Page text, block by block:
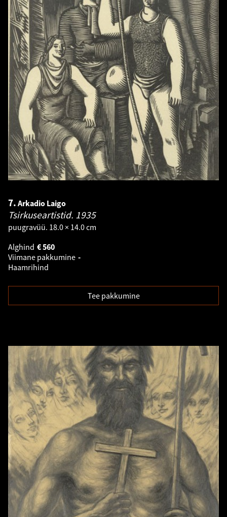
7. Arkadio Laigo
Tsirkuseartistid. 1935
puugravüü. 18.0 × 14.0 cm
Alghind
560
€
Viimane pakkumine -
Haamrihind
Tee pakkumine